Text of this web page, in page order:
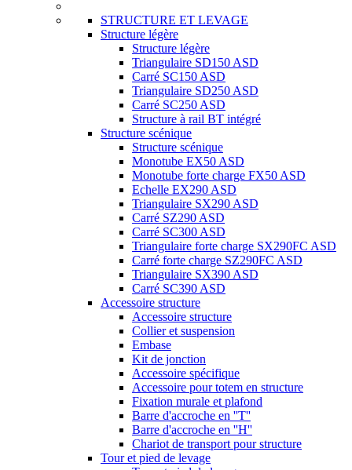
STRUCTURE ET LEVAGE
Structure légère
Structure légère
Triangulaire SD150 ASD
Carré SC150 ASD
Triangulaire SD250 ASD
Carré SC250 ASD
Structure à rail BT intégré
Structure scénique
Structure scénique
Monotube EX50 ASD
Monotube forte charge FX50 ASD
Echelle EX290 ASD
Triangulaire SX290 ASD
Carré SZ290 ASD
Carré SC300 ASD
Triangulaire forte charge SX290FC ASD
Carré forte charge SZ290FC ASD
Triangulaire SX390 ASD
Carré SC390 ASD
Accessoire structure
Accessoire structure
Collier et suspension
Embase
Kit de jonction
Accessoire spécifique
Accessoire pour totem en structure
Fixation murale et plafond
Barre d'accroche en ''T''
Barre d'accroche en ''H''
Chariot de transport pour structure
Tour et pied de levage